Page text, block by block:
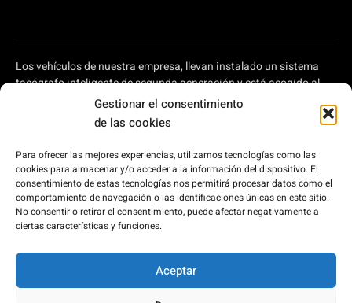
Gestionar el consentimiento
de las cookies
Para ofrecer las mejores experiencias, utilizamos tecnologías como las
cookies para almacenar y/o acceder a la información del dispositivo. El
consentimiento de estas tecnologías nos permitirá procesar datos como el
comportamiento de navegación o las identificaciones únicas en este sitio.
No consentir o retirar el consentimiento, puede afectar negativamente a
ciertas características y funciones.
Aceptar
Los vehículos de nuestra empresa, llevan instalado un sistema
tacógrafo inteligente de segunda generación y está acogido al
plan de ayudas a autónomos y pymes para modernizar el
transporte por carretera, regulado en el Real Decreto 902/2022,
de 25 de octubre, por el que se aprueba la concesión directa, a las
comunidades autónomas y a las ciudades de Ceuta y Melilla, de
ayudas para la modernización de empresas privadas de
transporte de viajeros prestadoras de servicios de transporte por
carretera y de empresas privadas que intervienen en el transporte
de mercancías por carretera, en el marco del Plan de
Recuperación, Transformación y Resiliencia, financiado por la